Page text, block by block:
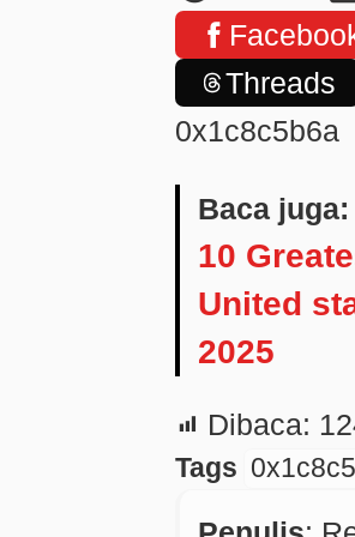
Threads
0x1c8c5b6a
Baca juga:
10
United
2025
Dibaca:
Tags